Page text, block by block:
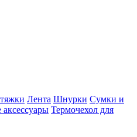
Лента Шнурки Сумки и
Термочехол для